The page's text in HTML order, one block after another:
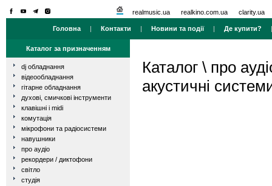
realmusic.ua realkino.com.ua clarity.ua
Головна | Контакти | Новини та події| Де купити?
Каталог за призначенням
dj обладнання
відеообладнання
гітарне обладнання
духові, смичкові інструменти
клавішні і midi
комутація
мікрофони та радіосистеми
навушники
про аудіо
рекордери / диктофони
світло
студія
Каталог \ про
акустичні